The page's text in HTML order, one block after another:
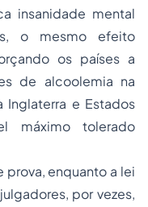
insanidade mental
o mesmo efeito
os países a
de alcoolemia na
e Estados
máximo tolerado
prova, enquanto a lei
por vezes,